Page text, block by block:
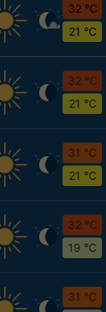
32 °C
21 °C
32 °C
21 °C
31 °C
21 °C
32 °C
19 °C
31 °C